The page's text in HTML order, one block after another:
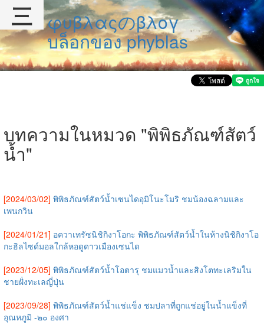
φυβλαςのβλογ
บล็อกของ phyblas
บทความในหมวด "พิพิธภัณฑ์สัตว์
น้ำ"
[2024/03/02] พิพิธภัณฑ์สัตว์น้ำเซนไดอุมิโนะโมริ ชมน้องฉลามและ
เพนกวิน
[2024/01/21] อควาเทรัซนิชิกิงาโอกะ พิพิธภัณฑ์สัตว์น้ำในห้างนิชิกิงาโอ
กะฮิลไซด์มอลใกล้หอดูดาวเมืองเซนได
[2023/12/05] พิพิธภัณฑ์สัตว์น้ำโอตารุ ชมแมวน้ำและสิงโตทะเลริมใน
ชายฝั่งทะเลญี่ปุ่น
[2023/09/28] พิพิธภัณฑ์สัตว์น้ำแช่แข็ง ชมปลาที่ถูกแช่อยู่ในน้ำแข็งที่
อุณหภูมิ -๒๐ องศา
三